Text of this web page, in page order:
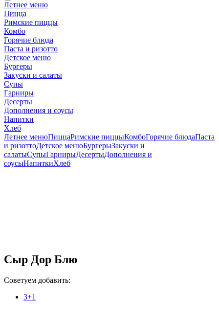
Летнее меню
Пицца
Римские пиццы
Комбо
Горячие блюда
Паста и ризотто
Детское меню
Бургеры
Закуски и салаты
Супы
Гарниры
Десерты
Дополнения и соусы
Напитки
Хлеб
Летнее менюПиццаРимские пиццыКомбоГорячие блюдаПаста
и ризоттоДетское менюБургерыЗакуски и
салатыСупыГарнирыДесертыДополнения и
соусыНапиткиХлеб
Сыр Дор Блю
Советуем добавить:
3+1